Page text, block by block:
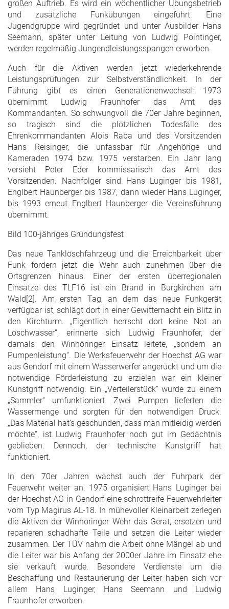
großen Auftrieb. Es wird ein wöchentlicher Übungsbetrieb
und zusätzliche Funkübungen eingeführt. Eine
Jugendgruppe wird gegründet und unter Ausbilder Hans
Seemann, später unter Leitung von Ludwig Pointinger,
werden regelmäßig Jungendleistungsspangen erworben.
Auch für die Aktiven werden jetzt wiederkehrende
Leistungsprüfungen zur Selbstverständlichkeit. In der
Führung gibt es einen Generationenwechsel: 1973
übernimmt Ludwig Fraunhofer das Amt des
Kommandanten. So schwungvoll die 70er Jahre beginnen,
so tragisch sind die plötzlichen Todesfälle des
Ehrenkommandanten Alois Raba und des Vorsitzenden
Hans Reisinger, die unfassbar für Angehörige und
Kameraden 1974 bzw. 1975 verstarben. Ein Jahr lang
versieht Peter Eder kommissarisch das Amt des
Vorsitzenden. Nachfolger sind Hans Luginger bis 1981,
Englbert Haunberger bis 1987, dann wieder Hans Luginger,
bis 1993 erneut Englbert Haunberger die Vereinsführung
übernimmt.
Bild 100-jähriges Gründungsfest
Das neue Tanklöschfahrzeug und die Erreichbarkeit über
Funk fordern jetzt die Wehr auch zunehmen über die
Ortsgrenzen hinaus. Einer der ersten überregionalen
Einsätze des TLF16 ist ein Brand in Burgkirchen am
Wald[2]. Am ersten Tag, an dem das neue Funkgerät
verfügbar ist, schlägt dort in einer Gewitternacht ein Blitz in
den Kirchturm. „Eigentlich herrscht dort keine Not an
Löschwasser“, erinnerte sich Ludwig Fraunhofer, der
damals den Winhöringer Einsatz leitete, „sondern an
Pumpenleistung“. Die Werksfeuerwehr der Hoechst AG war
aus Gendorf mit einem Wasserwerfer angerückt und um die
notwendige Förderleistung zu erzielen war ein kleiner
Kunstgriff notwendig. Ein „Verteilerstück“ wurde zu einem
„Sammler“ umfunktioniert. Zwei Pumpen lieferten die
Wassermenge und sorgten für den notwendigen Druck.
„Das Material hat’s geschunden, dass man mitleidig werden
möchte“, ist Ludwig Fraunhofer noch gut im Gedächtnis
geblieben. Dennoch, der technische Kunstgriff hat
funktioniert.
In den 70er Jahren wächst auch der Fuhrpark der
Feuerwehr weiter an. 1975 organisiert Hans Luginger bei
der Hoechst AG in Gendorf eine schrottreife Feuerwehrleiter
vom Typ Magirus AL-18. In mühevoller Kleinarbeit zerlegen
die Aktiven der Winhöringer Wehr das Gerät, ersetzen und
reparieren schadhafte Teile und setzen die Leiter wieder
zusammen. Der TÜV nahm die Arbeit ohne Mängel ab und
die Leiter war bis Anfang der 2000er Jahre im Einsatz ehe
sie verkauft wurde. Besondere Verdienste um die
Beschaffung und Restaurierung der Leiter haben sich vor
allem Hans Luginger, Hans Seemann und Ludwig
Fraunhofer erworben.